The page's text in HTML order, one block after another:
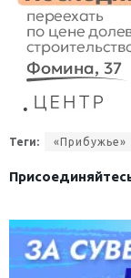
Теги: «Прибужье»